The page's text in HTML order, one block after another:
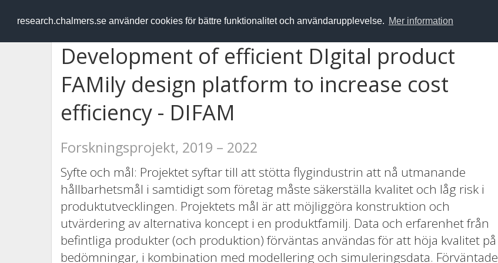
research.chalmers.se använder cookies för bättre funktionalitet och användarupplevelse. Mer information
RESEARCH.chalmers.se
Development of efficient DIgital product
FAMily design platform to increase cost
efficiency - DIFAM
Forskningsprojekt, 2019 – 2022
Syfte och mål: Projektet syftar till att stötta flygindustrin att nå utmanande
hållbarhetsmål i samtidigt som företag måste säkerställa kvalitet och låg risk i
produktutvecklingen. Projektets mål är att möjliggöra konstruktion och
utvärdering av alternativa koncept i en produktfamilj. Data och erfarenhet från
befintliga produkter (och produktion) förväntas användas för att höja kvalitet på
bedömningar, i kombination med modellering och simuleringsdata. Förväntade